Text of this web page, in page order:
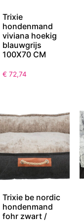
Trixie
hondenmand
viviana hoekig
blauwgrijs
100X70 CM
€ 72,74
Trixie be nordic
hondenmand
fohr zwart /